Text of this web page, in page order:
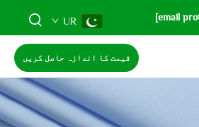
UR
قیمت کا اندازہ حاصل کریں